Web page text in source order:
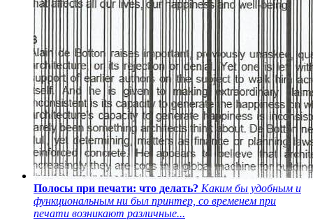
Полосы при печати: что делать? Каким бы удобным и
функциональным ни был принтер, со временем при
печати возникают различные...